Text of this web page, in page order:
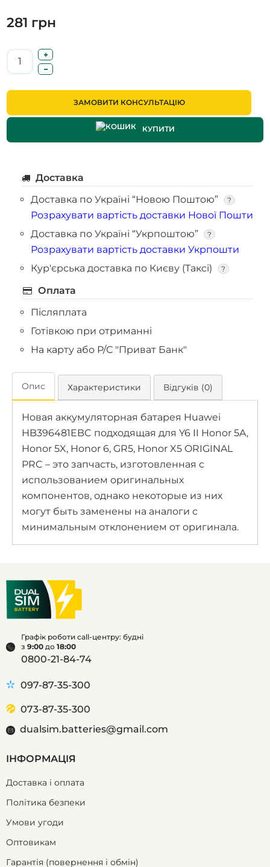
281 грн
ЗАМОВИТИ КОНСУЛЬТАЦІЮ
КУПИТИ
Доставка
Доставка по Україні “Новою Поштою”
?
Розрахувати вартість доставки Нової Пошти
Доставка по Україні “Укрпоштою”
?
Розрахувати вартість доставки Укрпошти
Кур'єрська доставка по Києву (Таксі)
?
Оплата
Післяплата
Готівкою при отриманні
На карту або Р/С "Приват Банк"
Опис Характеристики Відгуків (0)
Новая аккумуляторная батарея Huawei
HB396481EBC подходящая для Y6 II Honor 5A,
Honor 5X, Honor 6, GR5, Honor X5 ORIGINAL
PRC – это запчасть, изготовленная с
использованием оригинальных
компонентов, однако некоторые из них
могут быть заменены на аналоги с
минимальным отклонением от оригинала.
Графік роботи call-центру: будні
з 9:00 до 18:00
0800-21-84-74
097-87-35-300
073-87-35-300
dualsim.batteries@gmail.com
ІНФОРМАЦІЯ
Доставка і оплата
Політика безпеки
Умови угоди
Оптовикам
Гарантія (повернення і обмін)